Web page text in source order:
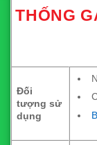
THỐNG
Đối
tượng sử
dụng